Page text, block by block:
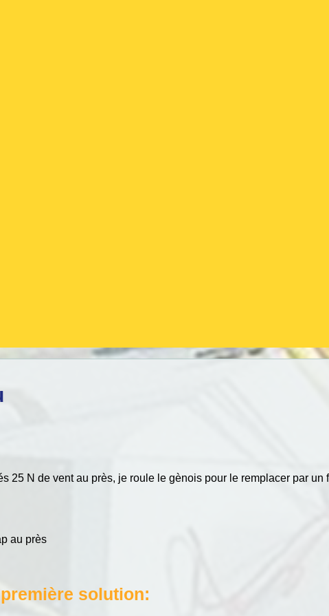
25 N de vent au près, je roule le gènois pour le remplacer par un
au près
solution: